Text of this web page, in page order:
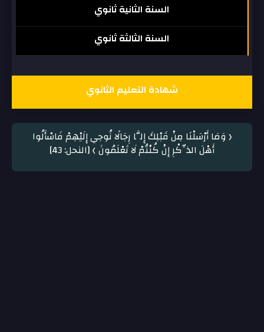
السنة الثانية ثانوي
السنة الثالثة ثانوي
شهادة التعليم الثانوي
﴿ وَمَا أَرْسَلْنَا مِنْ قَبْلِكَ إِلَّا رِجَالًا نُوحِي إِلَيْهِمْ فَاسْأَلُوا
أَهْلَ الذِّكْرِ إِنْ كُنْتُمْ لَا تَعْلَمُونَ ﴾ [النحل: 43]